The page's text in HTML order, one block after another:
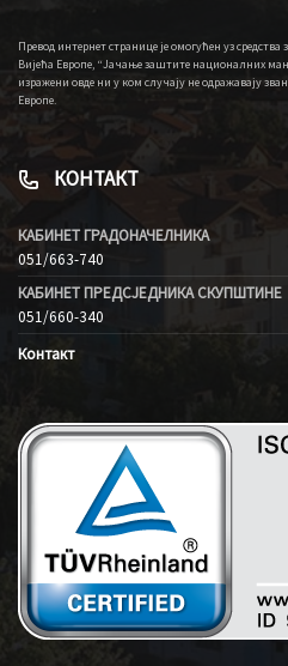
Превод интернет странице је омогућен уз
Вијећа Европе, “Јачање заштите националних
изражени овде ни у ком случају не одражавају
Европе.
КОНТАКТ
КАБИНЕТ ГРАДОНАЧЕЛНИКА
051/663-740
КАБИНЕТ ПРЕДСЈЕДНИКА СКУПШТИНЕ
051/660-340
Контакт